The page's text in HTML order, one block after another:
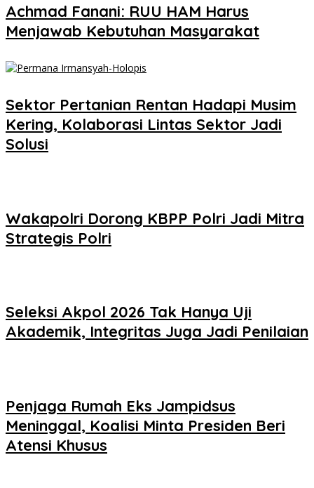
Achmad Fanani: RUU HAM Harus
Menjawab Kebutuhan Masyarakat
Sektor Pertanian Rentan Hadapi Musim
Kering, Kolaborasi Lintas Sektor Jadi
Solusi
Wakapolri Dorong KBPP Polri Jadi Mitra
Strategis Polri
Seleksi Akpol 2026 Tak Hanya Uji
Akademik, Integritas Juga Jadi Penilaian
Penjaga Rumah Eks Jampidsus
Meninggal, Koalisi Minta Presiden Beri
Atensi Khusus